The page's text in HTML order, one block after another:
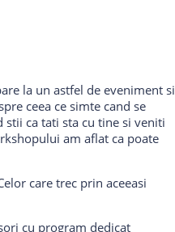
la un astfel de eveniment si
ceea ce simte cand se
stii ca tati sta cu tine si veniti
am aflat ca poate
care trec prin aceeasi
cu program dedicat